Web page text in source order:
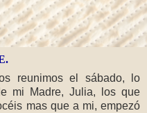
reunimos el sábado, lo
mi Madre, Julia, los que
mas que a mi, empezó